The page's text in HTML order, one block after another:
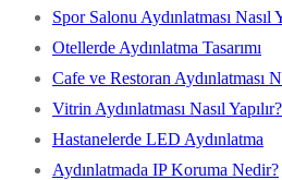
Spor Salonu Aydınlatması Nasıl
Otellerde Aydınlatma Tasarımı
Cafe ve Restoran Aydınlatması
Vitrin Aydınlatması Nasıl Yapılır?
Hastanelerde LED Aydınlatma
Aydınlatmada IP Koruma Nedir?